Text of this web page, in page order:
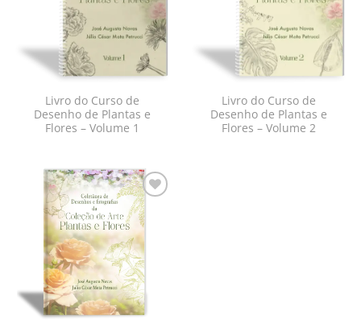
Livro do Curso de
Desenho de Plantas e
Flores – Volume 1
Livro do Curso de
Desenho de Plantas e
Flores – Volume 2
Adicionar
à lista de
desejos